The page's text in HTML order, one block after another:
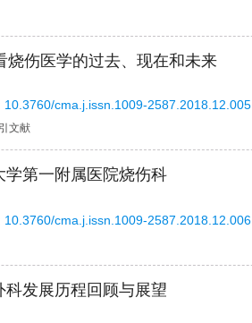
烧伤医学的过去、现在和未来
10.3760/cma.j.issn.1009-2587.2018.12.005
文献
第一附属医院烧伤科
10.3760/cma.j.issn.1009-2587.2018.12.006
科发展历程回顾与展望